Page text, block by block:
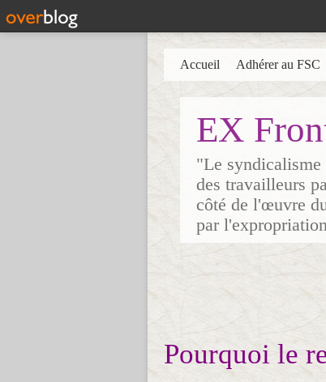
EX
"Le syndicalisme
des travailleurs
côté de l'œuvre
par
Accueil Adhérer au FSC
Pourquoi le